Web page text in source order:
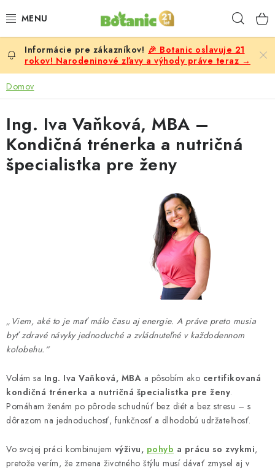
na
PREMIUM
DOPLNKY STRAVY
POTRAVINY A NÁPOJE
DOVOLENKA
Doprava a platba Recenzie
Vernostný program
Prečo Botanic?
Kontakty
🎉 Botanic oslavuje 21
rokov! Narodeninové zľavy a výhody práve teraz →
Domov
Ing. Iva Vaňková, MBA –
Kondičná trénerka a nutričná
špecialistka pre ženy
„Viem, aké to je mať málo času aj energie. A práve preto musia
byť zdravé návyky jednoduché a zvládnuteľné v každodennom
kolobehu.“
Volám sa Ing. Iva Vaňková, MBA a pôsobím ako certifikovaná
kondičná trénerka a nutričná špecialistka pre ženy.
Pomáham ženám po pôrode schudnúť bez diét a bez stresu – s
dôrazom na jednoduchosť, funkčnosť a dlhodobú udržateľnosť.
Vo svojej práci kombinujem výživu, pohyb a prácu so zvykmi,
pretože verím, že zmena životného štýlu musí dávať zmysel aj v